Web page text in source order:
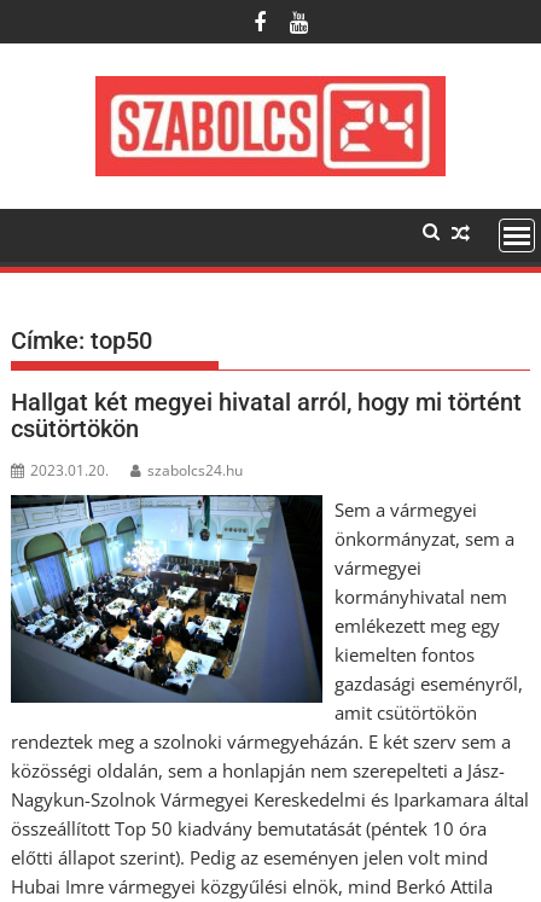
to
Címke:top50
Hallgat két megyei hivatal arról, hogy mi történt
csütörtökön
2023.01.20. szabolcs24.hu
Sem a vármegyei
önkormányzat, sem a
vármegyei
kormányhivatal nem
emlékezett meg egy
kiemelten fontos
gazdasági eseményről,
amit csütörtökön
rendeztek meg a szolnoki vármegyeházán. E két szerv sem a
közösségi oldalán, sem a honlapján nem szerepelteti a Jász-
Nagykun-Szolnok Vármegyei Kereskedelmi és Iparkamara által
összeállított Top 50 kiadvány bemutatását (péntek 10 óra
előtti állapot szerint). Pedig az eseményen jelen volt mind
Hubai Imre vármegyei közgyűlési elnök, mind Berkó Attila